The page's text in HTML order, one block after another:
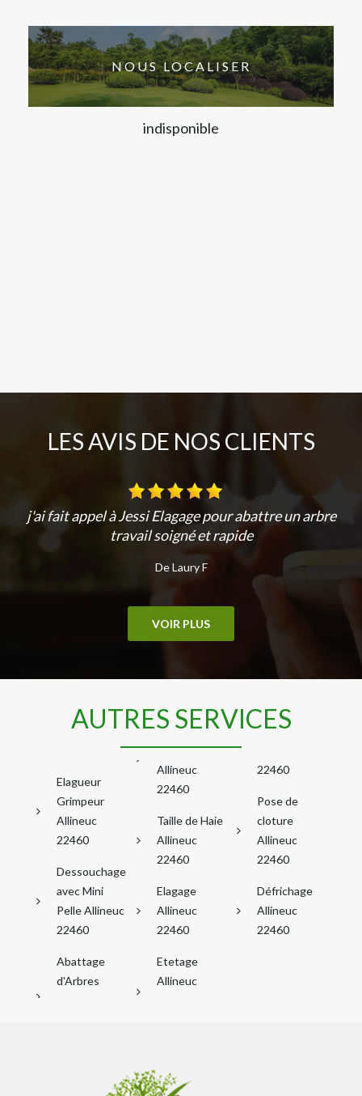
NOUS LOCALISER
indisponible
LES AVIS DE NOS CLIENTS
j'ai fait appel à Jessi Elagage pour abattre un arbre
travail soigné et rapide
De Laury F
VOIR PLUS
AUTRES SERVICES
Elagueur
Grimpeur
Allineuc
22460
Dessouchage
avec Mini
Pelle Allineuc
22460
Abattage
d'Arbres
Allineuc
22460
Taille de Haie
Allineuc
22460
Elagage
Allineuc
22460
Etetage
Allineuc
22460
Pose de
cloture
Allineuc
22460
Défrichage
Allineuc
22460